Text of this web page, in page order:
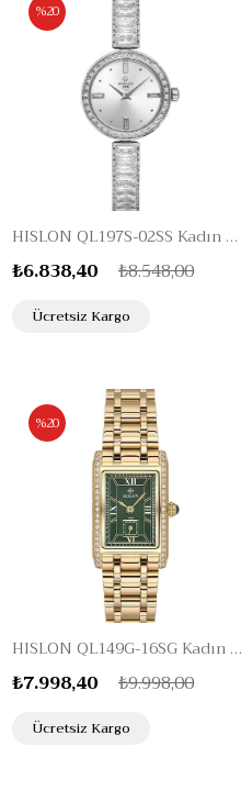
HISLON QL197S-02SS Kadın Kol Saati
₺6.838,40 ₺8.548,00
%20
Ücretsiz Kargo
HISLON QL149G-16SG Kadın Kol Saati
₺7.998,40 ₺9.998,00
%20
Ücretsiz Kargo